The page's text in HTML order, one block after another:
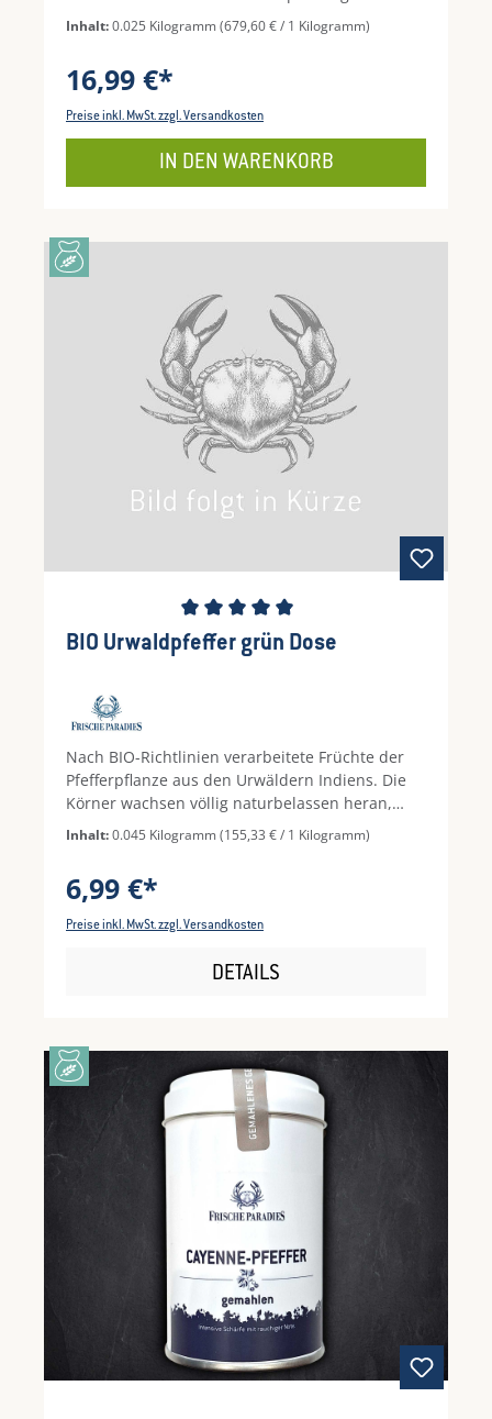
kann ganz oder leicht zerdrückt in Vinaigretten,
für Fisch, Käse und Desserts verwendet werden.
komplementieren weiße und dunkle Schokolade
hervorragend.
Inhalt:0.025 Kilogramm(679,60 € / 1 Kilogramm)
16,99 €*
Preise inkl. MwSt. zzgl. Versandkosten
IN DEN WARENKORB
Durchschnittliche Bewertung von 5 von 5
BIO Urwaldpfeffer grün Dose
Nach BIO-Richtlinien verarbeitete Früchte der
Pfefferpflanze aus den Urwäldern Indiens. Die
Körner wachsen völlig naturbelassen heran,
werden von Hand geerntet und anschließend
sonnengetrocknet. Urwald Pfeffer ist
Aroma.
Inhalt:0.045 Kilogramm(155,33 € / 1 Kilogramm)
6,99 €*
Preise inkl. MwSt. zzgl. Versandkosten
DETAILS